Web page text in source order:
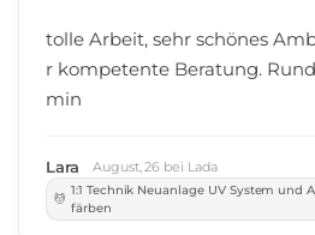
tolle Arbeit, sehr schönes
r kompetente Beratung. Rundum gelungener Ter
min
Lara August,26 bei Lada
1:1 Technik Neuanlage UV System und
färben